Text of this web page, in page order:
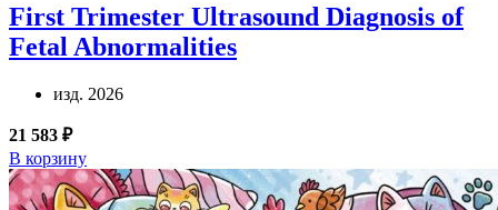
First Trimester Ultrasound Diagnosis of
Fetal Abnormalities
изд. 2026
21 583 ₽
В корзину